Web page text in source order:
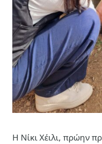
Η Νίκι Χέιλι, πρώην